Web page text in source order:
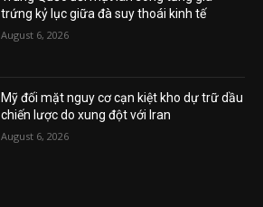
trứng kỷ lục giữa đà suy thoái kinh tế
August 6, 2026
Mỹ đối mặt nguy cơ cạn kiệt kho dự trữ dầu
chiến lược do xung đột với Iran
August 6, 2026